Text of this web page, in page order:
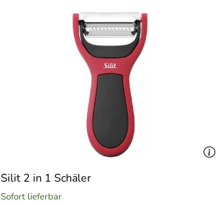
Silit 2 in 1 Schäler
Sofort lieferbar